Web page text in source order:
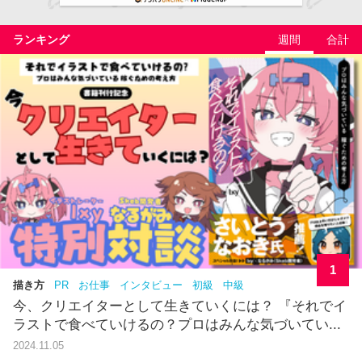
ランキング 週間 合計
描き方 PR お仕事 インタビュー 初級 中級
今、クリエイターとして生きていくには？ 『それでイ
ラストで食べていけるの？プロはみんな気づいてい...
2024.11.05
1